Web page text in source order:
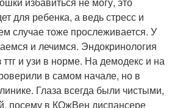
для ребенка, а ведь стресс и
случае тоже прослеживается. У
и лечимся. Эндокринология
и узи в норме. На демодекс и на
в самом начале, но в
Глаза всегда были чистыми,
посему в КОжВен диспансере